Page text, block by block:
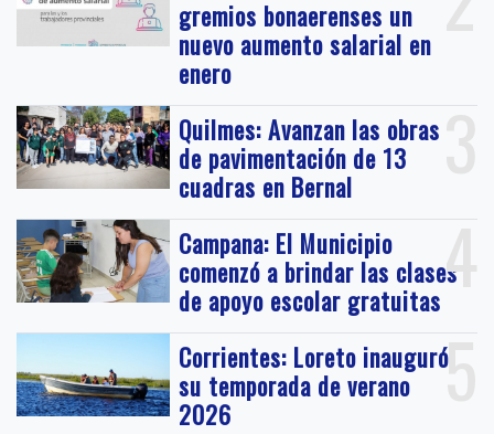
gremios bonaerenses un
nuevo aumento salarial en
enero
3
Quilmes: Avanzan las obras
de pavimentación de 13
cuadras en Bernal
4
Campana: El Municipio
comenzó a brindar las clases
de apoyo escolar gratuitas
5
Corrientes: Loreto inauguró
su temporada de verano
2026